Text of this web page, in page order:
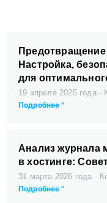
Предотвращение
Настройка,
для
19 апреля 2025 года
Подробнее "
Анализ журнала
в хостинге:
31 марта 2026 года
Подробнее "